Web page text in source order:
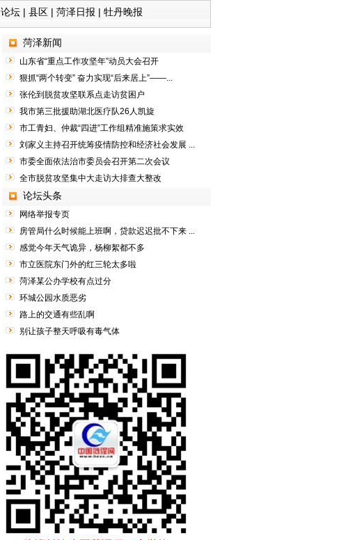
论坛 | 县区 | 菏泽日报 | 牡丹晚报
菏泽新闻
山东省“重点工作攻坚年”动员大会召开
狠抓“两个转变” 奋力实现“后来居上”——...
张伦到脱贫攻坚联系点走访贫困户
我市第三批援助湖北医疗队26人凯旋
市工青妇、仲裁“四进”工作组精准施策求实效
刘家义主持召开统筹疫情防控和经济社会发展 ...
市委全面依法治市委员会召开第二次会议
全市脱贫攻坚集中大走访大排查大整改
论坛头条
网络举报专页
房管局什么时候能上班啊，贷款迟迟批不下来 ...
感觉今年天气诡异，杨柳絮都不多
市立医院东门外的红三轮太多啦
菏泽某公办学校有点过分
环城公园水质恶劣
路上的交通有些乱啊
别让孩子整天呼吸有毒气体